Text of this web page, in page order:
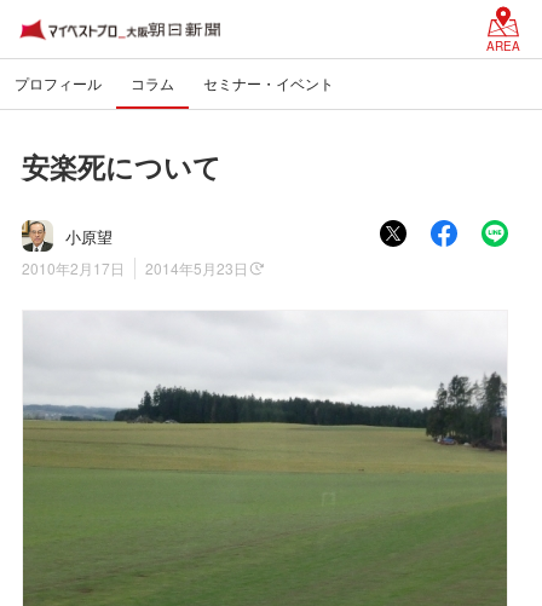
AREA
プロフィール コラム セミナー・イベント
安楽死について
小原望
2010年2月17日 2014年5月23日